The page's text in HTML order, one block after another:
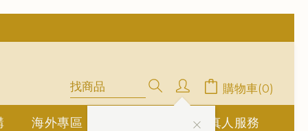
，請LINE, FB聯繫愛美香) 購物車(0)
海外專區 1對1真人服務